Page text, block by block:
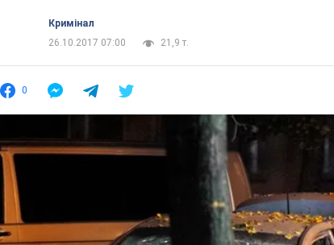
Кримінал
26.10.2017 07:00
21,9 т.
0